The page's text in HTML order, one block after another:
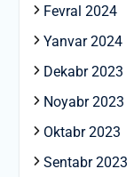
Fevral 2024
Yanvar 2024
Dekabr 2023
Noyabr 2023
Oktabr 2023
Sentabr 2023